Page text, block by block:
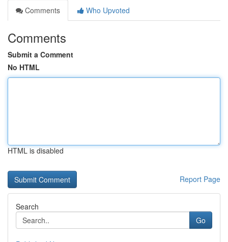
Comments
Who Upvoted
Comments
Submit a Comment
No HTML
HTML is disabled
Report Page
Search
Go